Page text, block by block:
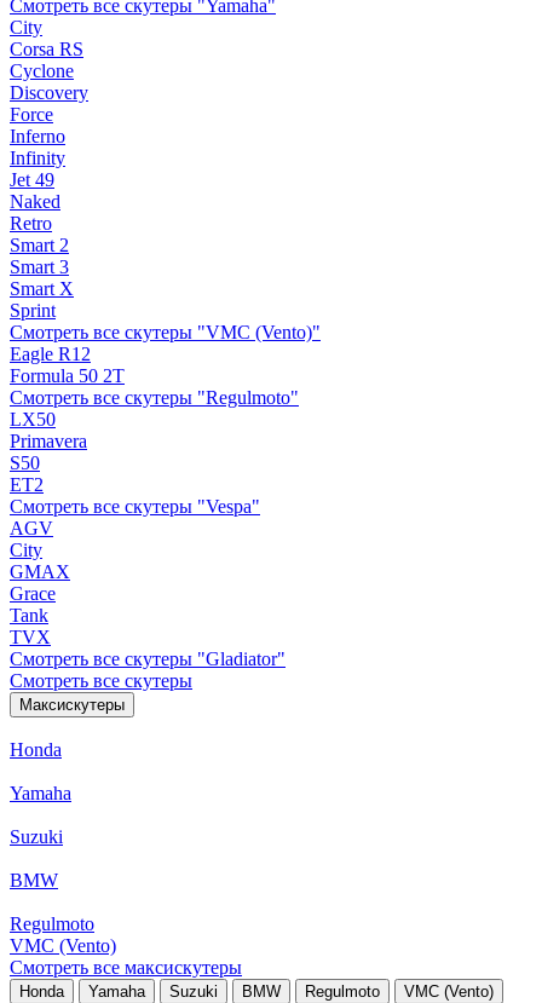
Смотреть все скутеры "Yamaha"
City
Corsa RS
Cyclone
Discovery
Force
Inferno
Infinity
Jet 49
Naked
Retro
Smart 2
Smart 3
Smart X
Sprint
Смотреть все скутеры "VMC (Vento)"
Eagle R12
Formula 50 2Т
Смотреть все скутеры "Regulmoto"
LX50
Primavera
S50
ET2
Смотреть все скутеры "Vespa"
AGV
City
GMAX
Grace
Tank
TVX
Смотреть все скутеры "Gladiator"
Смотреть все скутеры
Максискутеры
Honda
Yamaha
Suzuki
BMW
Regulmoto
VMC (Vento)
Смотреть все максискутеры
Honda Yamaha Suzuki BMW Regulmoto VMC (Vento)